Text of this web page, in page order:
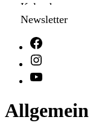
Kalender
Newsletter
Allgemein